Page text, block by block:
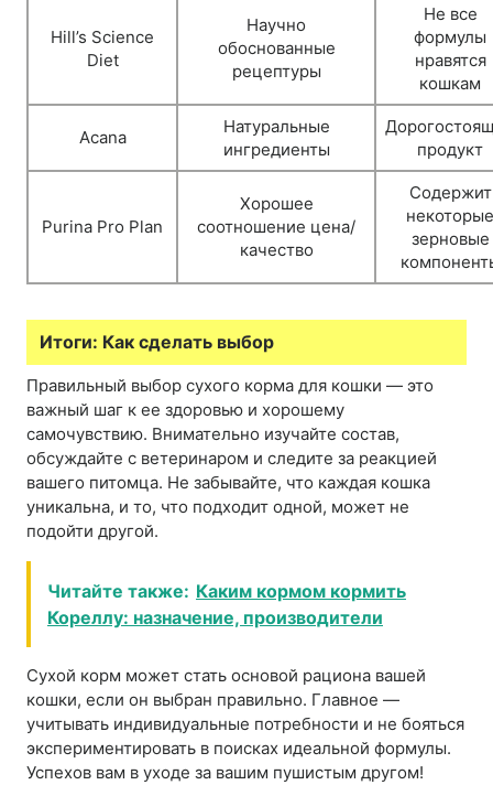
Hill’s Science
Diet
Научно
обоснованные
рецептуры
Не все
формулы
нравятся
кошкам
Acana
Натуральные
ингредиенты
продукт
Purina Pro Plan
Хорошее
соотношение цена/
качество
Содержит
некоторые
зерновые
Итоги: Как сделать выбор
Правильный выбор сухого корма для кошки — это
важный шаг к ее здоровью и хорошему
самочувствию. Внимательно изучайте состав,
обсуждайте с ветеринаром и следите за реакцией
вашего питомца. Не забывайте, что каждая кошка
уникальна, и то, что подходит одной, может не
подойти другой.
Читайте также: Каким кормом кормить
Кореллу: назначение, производители
Сухой корм может стать основой рациона вашей
кошки, если он выбран правильно. Главное —
учитывать индивидуальные потребности и не бояться
экспериментировать в поисках идеальной формулы.
Успехов вам в уходе за вашим пушистым другом!